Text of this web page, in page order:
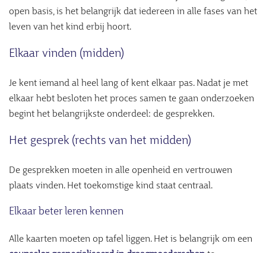
open basis, is het belangrijk dat iedereen in alle fases van het
leven van het kind erbij hoort.
Elkaar vinden (midden)
Je kent iemand al heel lang of kent elkaar pas. Nadat je met
elkaar hebt besloten het proces samen te gaan onderzoeken
begint het belangrijkste onderdeel: de gesprekken.
Het gesprek (rechts van het midden)
De gesprekken moeten in alle openheid en vertrouwen
plaats vinden. Het toekomstige kind staat centraal.
Elkaar beter leren kennen
Alle kaarten moeten op tafel liggen. Het is belangrijk om een